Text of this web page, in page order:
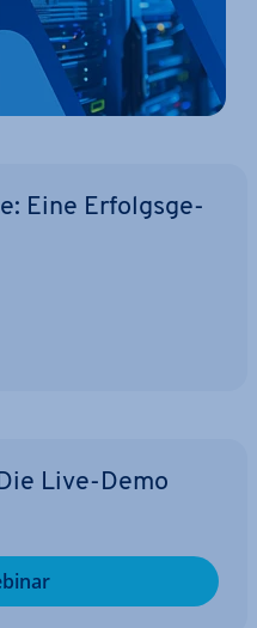
Eine Er­folgs­ge­
Live-Demo